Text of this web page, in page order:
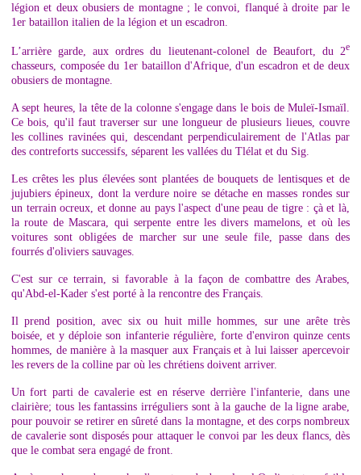
légion et deux obusiers de montagne ; le convoi, flanqué à droite par le
1er bataillon italien de la légion et un escadron.
L’arrière garde, aux ordres du lieutenant-colonel de Beaufort, du 2e
chasseurs, composée du 1er bataillon d'Afrique, d'un escadron et de deux
obusiers de montagne.
A sept heures, la tête de la colonne s'engage dans le bois de Muleï-Ismaïl.
Ce bois, qu'il faut traverser sur une longueur de plusieurs lieues, couvre
les collines ravinées qui, descendant perpendiculairement de l'Atlas par
des contreforts successifs, séparent les vallées du Tlélat et du Sig.
Les crêtes les plus élevées sont plantées de bouquets de lentisques et de
jujubiers épineux, dont la verdure noire se détache en masses rondes sur
un terrain ocreux, et donne au pays l'aspect d'une peau de tigre : çà et là,
la route de Mascara, qui serpente entre les divers mamelons, et où les
voitures sont obligées de marcher sur une seule file, passe dans des
fourrés d'oliviers sauvages.
C'est sur ce terrain, si favorable à la façon de combattre des Arabes,
qu'Abd-el-Kader s'est porté à la rencontre des Français.
Il prend position, avec six ou huit mille hommes, sur une arête très
boisée, et y déploie son infanterie régulière, forte d'environ quinze cents
hommes, de manière à la masquer aux Français et à lui laisser apercevoir
les revers de la colline par où les chrétiens doivent arriver.
Un fort parti de cavalerie est en réserve derrière l'infanterie, dans une
clairière; tous les fantassins irréguliers sont à la gauche de la ligne arabe,
pour pouvoir se retirer en sûreté dans la montagne, et des corps nombreux
de cavalerie sont disposés pour attaquer le convoi par les deux flancs, dès
que le combat sera engagé de front.